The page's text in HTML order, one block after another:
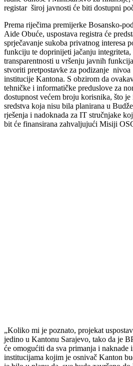
imenovanih lica na području ovog
Vlade BPK Goražde, vodili su
radne odnose i Ministarstvo za
registar široj javnosti će biti dostupni